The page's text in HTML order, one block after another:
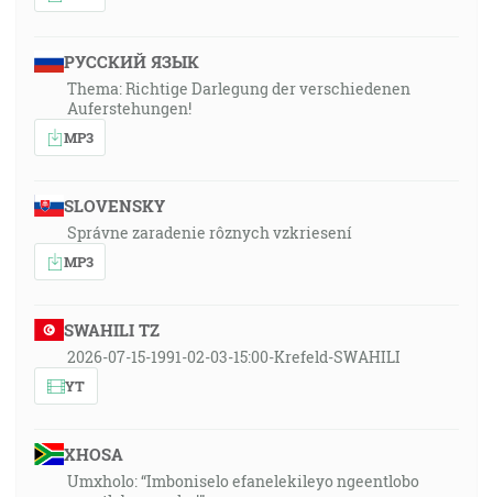
РУССКИЙ ЯЗЫК
Thema: Richtige Darlegung der verschiedenen
Auferstehungen!
MP3
SLOVENSKY
Správne zaradenie rôznych vzkriesení
MP3
SWAHILI TZ
2026-07-15-1991-02-03-15:00-Krefeld-SWAHILI
YT
XHOSA
Umxholo: “Imboniselo efanelekileyo ngeentlobo